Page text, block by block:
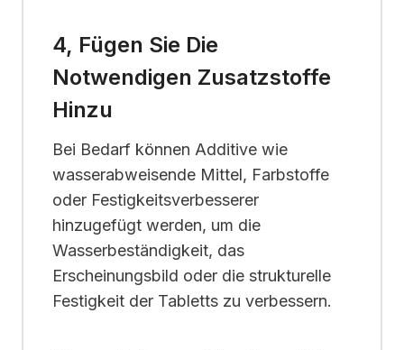
4, Fügen Sie Die
Notwendigen Zusatzstoffe
Hinzu
Bei Bedarf können Additive wie
wasserabweisende Mittel, Farbstoffe
oder Festigkeitsverbesserer
hinzugefügt werden, um die
Wasserbeständigkeit, das
Erscheinungsbild oder die strukturelle
Festigkeit der Tabletts zu verbessern.